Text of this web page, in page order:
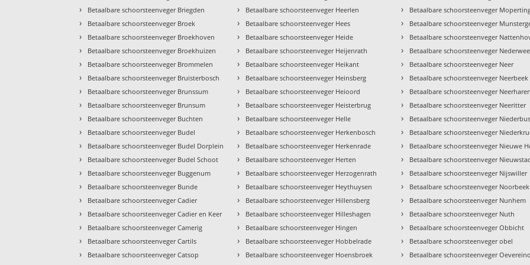
› Betaalbare schoorsteenveger Briegden
› Betaalbare schoorsteenveger Broek
› Betaalbare schoorsteenveger Broekhoven
› Betaalbare schoorsteenveger Broekhuizen
› Betaalbare schoorsteenveger Brommelen
› Betaalbare schoorsteenveger Bruisterbosch
› Betaalbare schoorsteenveger Brunssum
› Betaalbare schoorsteenveger Brunsum
› Betaalbare schoorsteenveger Buchten
› Betaalbare schoorsteenveger Budel
› Betaalbare schoorsteenveger Budel Dorplein
› Betaalbare schoorsteenveger Budel Schoot
› Betaalbare schoorsteenveger Buggenum
› Betaalbare schoorsteenveger Bunde
› Betaalbare schoorsteenveger Cadier
› Betaalbare schoorsteenveger Cadier en Keer
› Betaalbare schoorsteenveger Camerig
› Betaalbare schoorsteenveger Cartils
› Betaalbare schoorsteenveger Catsop
› Betaalbare schoorsteenveger Heerlen
› Betaalbare schoorsteenveger Hees
› Betaalbare schoorsteenveger Heide
› Betaalbare schoorsteenveger Heijenrath
› Betaalbare schoorsteenveger Heikant
› Betaalbare schoorsteenveger Heinsberg
› Betaalbare schoorsteenveger Heioord
› Betaalbare schoorsteenveger Heisterbrug
› Betaalbare schoorsteenveger Helle
› Betaalbare schoorsteenveger Herkenbosch
› Betaalbare schoorsteenveger Herkenrade
› Betaalbare schoorsteenveger Herten
› Betaalbare schoorsteenveger Herzogenrath
› Betaalbare schoorsteenveger Heythuysen
› Betaalbare schoorsteenveger Hillensberg
› Betaalbare schoorsteenveger Hilleshagen
› Betaalbare schoorsteenveger Hingen
› Betaalbare schoorsteenveger Hobbelrade
› Betaalbare schoorsteenveger Hoensbroek
› Betaalbare schoorsteenveger
› Betaalbare schoorsteenveger
› Betaalbare schoorsteenveger
› Betaalbare schoorsteenveger
› Betaalbare schoorsteenveger Neer
› Betaalbare schoorsteenveger Neerbeek
› Betaalbare schoorsteenveger Neerharen
› Betaalbare schoorsteenveger Neeritter
› Betaalbare schoorsteenveger
› Betaalbare schoorsteenveger
› Betaalbare schoorsteenveger Nieuwe
› Betaalbare schoorsteenveger
› Betaalbare schoorsteenveger Nijswiller
› Betaalbare schoorsteenveger Noorbeek
› Betaalbare schoorsteenveger Nunhem
› Betaalbare schoorsteenveger Nuth
› Betaalbare schoorsteenveger Obbicht
› Betaalbare schoorsteenveger obel
› Betaalbare schoorsteenveger Oevereind